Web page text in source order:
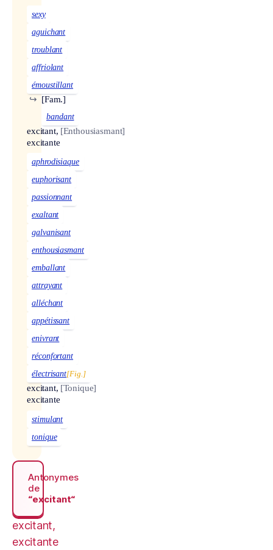
sexy
aguichant
troublant
affriolant
émoustillant
[Fam.]
↪
bandant
excitant,
excitante
[Enthousiasmant]
aphrodisiaque
euphorisant
passionnant
exaltant
galvanisant
enthousiasmant
emballant
attrayant
alléchant
appétissant
enivrant
réconfortant
électrisant[Fig.]
excitant,
excitante
[Tonique]
stimulant
tonique
Antonymes
de
“excitant“
excitant,
excitante